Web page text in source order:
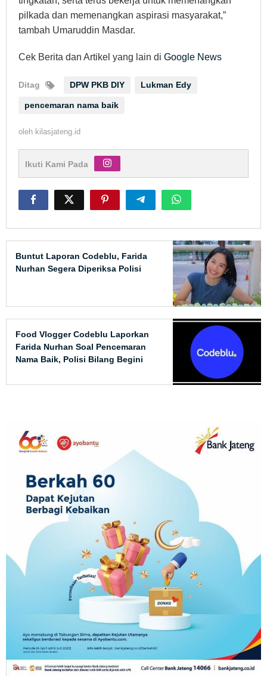
pilkada dan memenangkan aspirasi masyarakat,”
tambah Umaruddin Masdar.
Cek Berita dan Artikel yang lain di Google News
Ditag DPW PKB DIY Lukman Edy
pencemaran nama baik
oleh kilasjateng.id
Ikuti Kami Pada
Buntut Laporan Codeblu, Farida
Nurhan Segera Diperiksa Polisi
Food Vlogger Codeblu Laporkan
Farida Nurhan Soal Pencemaran
Nama Baik, Polisi Bilang Begini